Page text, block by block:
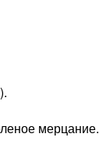
мерцание.